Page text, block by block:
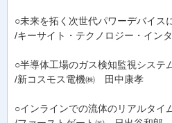
○未来を拓く次世代パワーデバイス
/キーサイト・テクノロジー・イン
○半導体工場のガス検知監視システ
/新コスモス電機㈱ 田中康孝
○インラインでの流体のリアルタイ